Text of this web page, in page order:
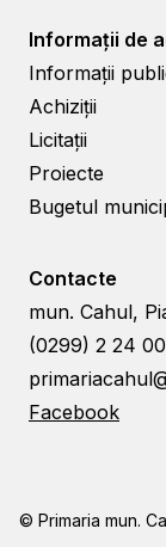
Informații de
Informații
Achiziții
Licitații
Proiecte
Bugetul
Contacte
mun. Cahul,
(0299) 2 24 00
Facebook
© Primaria mun.